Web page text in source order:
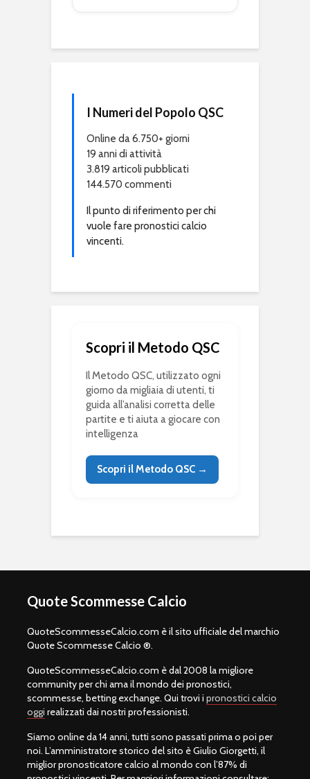
I Numeri del Popolo QSC
Online da 6.750+ giorni
19 anni di attività
3.819 articoli pubblicati
144.570 commenti
Il punto di riferimento per chi
vuole fare pronostici calcio
vincenti.
Scopri il Metodo QSC
Il Metodo QSC, utilizzato ogni
giorno da migliaia di utenti, ti
guida all’analisi corretta delle
partite e ti aiuta a giocare con
intelligenza
Scopri il Metodo QSC →
Quote Scommesse Calcio
QuoteScommesseCalcio.com è il sito ufficiale del marchio
Quote Scommesse Calcio ®.
QuoteScommesseCalcio.com è dal 2008 la migliore
community per chi ama il mondo dei pronostici,
scommesse, betting exchange. Qui trovi i pronostici calcio
oggi realizzati dai nostri professionisti.
Siamo online da 14 anni, tutti sono passati prima o poi per
noi. L’amministratore storico del sito è Giulio Giorgetti, il
miglior pronosticatore calcio al mondo con l’87% di